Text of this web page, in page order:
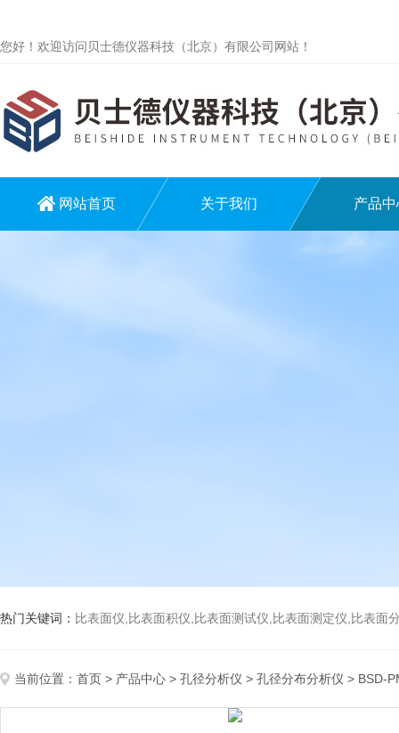
您好！欢迎访问贝士德仪器科技（北京）有限公司网站！
网站首页 关于我们 产品中
热门关键词： 比表面仪,比表面积仪,比表面测试仪,比表面测定仪,比表面分析仪,比表
当前位置： 首页 > 产品中心 > 孔径分析仪 > 孔径分布分析仪 > BSD-